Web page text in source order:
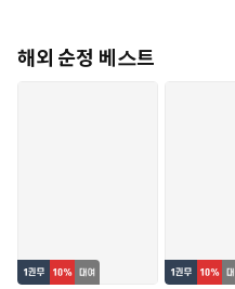
해외 순정 베스트